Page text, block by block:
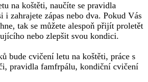
na koštěti, naučíte se pravidla
i zahrajete zápas nebo dva. Pokud Vás
tak se můžete alespoň přijít proletět
nebo zlepšit svou kondici.
bude cvičení letu na koštěti, práce s
pravidla famfrpálu, kondiční cvičení